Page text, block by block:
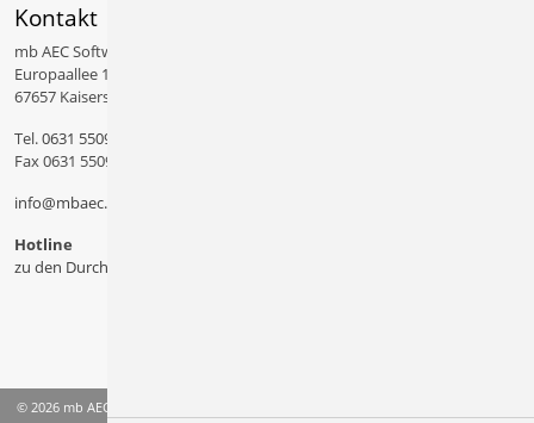
Kontakt
mb AEC Software GmbH
Europaallee 14
67657 Kaiserslautern
Tel.0631 550999 11
Fax 0631 550999 20
info@mbaec.de
Hotline
zu den Durchwahlen
© 2026 mb AEC Software GmbH